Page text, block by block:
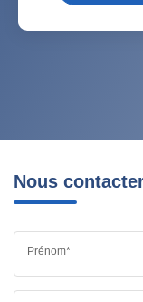
Nous
Prénom*